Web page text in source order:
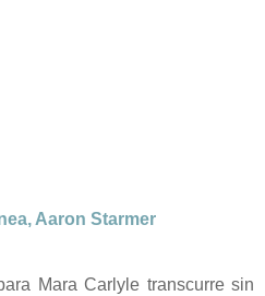
Aaron Starmer
Mara Carlyle transcurre sin